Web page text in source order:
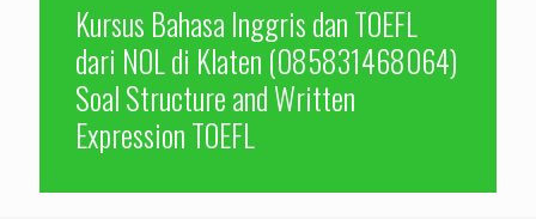
Kursus Bahasa Inggris dan TOEFL
dari NOL di Klaten (085831468064)
Soal Structure and Written
Expression TOEFL